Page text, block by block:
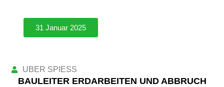
31 Januar 2025
UBER SPIESS
BAULEITER ERDARBEITEN UND ABBRUCH